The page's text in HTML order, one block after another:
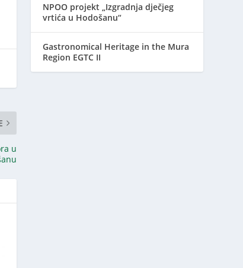
u
NPOO projekt „Izgradnja dječjeg
vrtića u Hodošanu“
Gastronomical Heritage in the Mura
Region EGTC II